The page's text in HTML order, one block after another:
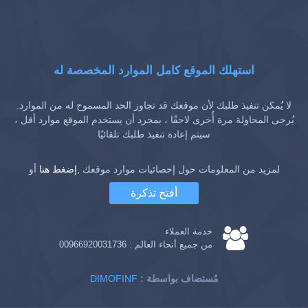
استهلك الموقع كامل الموارد المخصصة له
لا يُمكن تنفيذ طلبك لأن موقعك قد تجاوز الحد المسموح له من الموارد.
يُرجى المحاولة مرة أُخرى لاحقًا ، بمجرد أن يستخدم الموقع موارد أقل ،
سيتم إعادة تنفيذ طلبك تلقائيًا
لمزيد من المعلومات حول إحصائيات موارد موقعك ,إضغط هنا أو
أفتح تذكرة
خدمة العملاء
من جميع أنحاء العالم : 00966920031736
DIMOFINF : مُستضاف بواسطة